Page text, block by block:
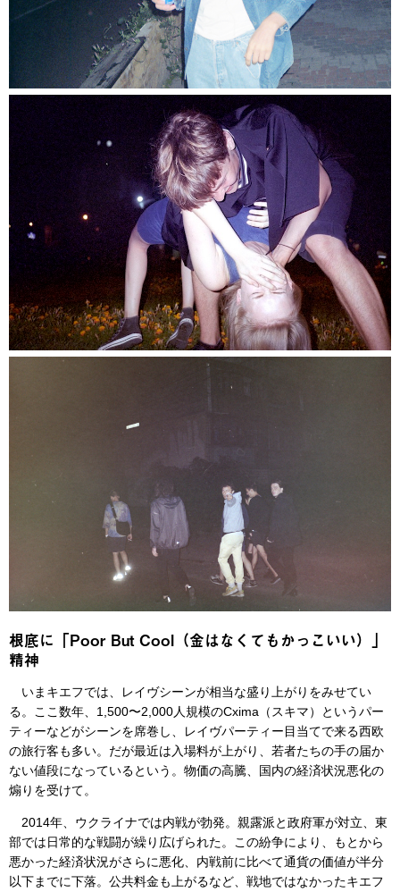
根底に「Poor But Cool（金はなくてもかっこいい）」
精神
いまキエフでは、レイヴシーンが相当な盛り上がりをみせてい
る。ここ数年、1,500〜2,000人規模のCxima（スキマ）というパー
ティーなどがシーンを席巻し、レイヴパーティー目当てで来る西欧
の旅行客も多い。だが最近は入場料が上がり、若者たちの手の届か
ない値段になっているという。物価の高騰、国内の経済状況悪化の
煽りを受けて。
2014年、ウクライナでは内戦が勃発。親露派と政府軍が対立、東
部では日常的な戦闘が繰り広げられた。この紛争により、もとから
悪かった経済状況がさらに悪化、内戦前に比べて通貨の価値が半分
以下までに下落。公共料金も上がるなど、戦地ではなかったキエフ